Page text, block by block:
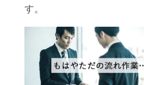
す。